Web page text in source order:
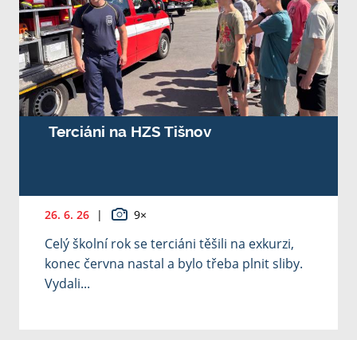
Terciáni na HZS Tišnov
26. 6. 26 | 9×
Celý školní rok se terciáni těšili na exkurzi,
konec června nastal a bylo třeba plnit sliby.
Vydali...